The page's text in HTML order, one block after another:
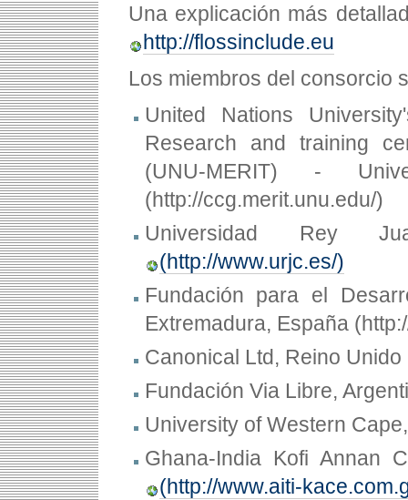
Una explicación más
http://flossinclude.eu
Los miembros del consorcio
United Nations
Research and training
(UNU-MERIT) -
(http://ccg.merit.unu.edu/)
Universidad Rey
(http://www.urjc.es/)
Fundación para el
Extremadura, España
Canonical Ltd, Reino Unido
Fundación Via Libre,
University of Western
Ghana-India Kofi Annan
(http://www.aiti-